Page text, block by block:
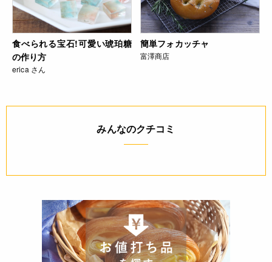
食べられる宝石!可愛い琥珀糖
の作り方
erica さん
簡単フォカッチャ
富澤商店
みんなのクチコミ